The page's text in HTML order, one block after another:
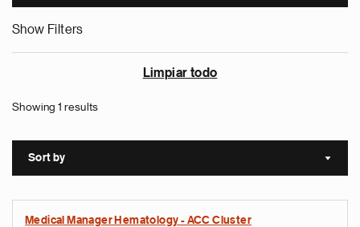
Show Filters
Limpiar todo
Showing 1 results
Sort by Sort
Medical Manager Hematology - ACC Cluster